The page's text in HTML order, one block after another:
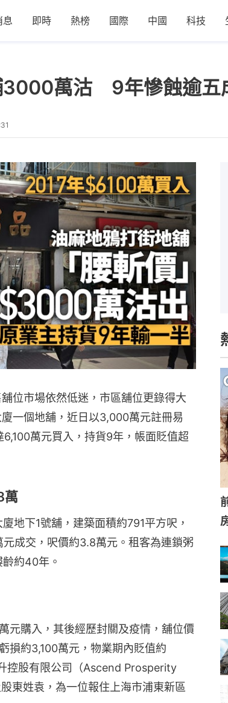
息 即時 熱榜 國際 中國 科技
3000萬沽 9年慘蝕逾
位市場依然低迷，市區舖位更錄得大
一個地舖，近日以3,000萬元註冊易
萬元買入，持貨9年，帳面貶值超
萬
地下1號舖，建築面積約791平方呎，
成交，呎價約3.8萬元。租客為連鎖粥
約40年。
元購入，其後經歷封關及疫情，舖位價
損約3,100萬元，物業期內貶值約
控股有限公司（Ascend Prosperity
東姓袁，為一位報住上海市浦東新區